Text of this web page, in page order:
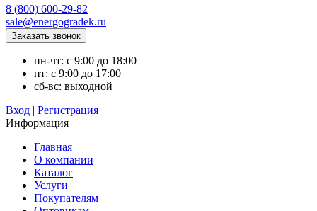
8 (800) 600-29-82
sale@energogradek.ru
пн-чт: с 9:00 до 18:00
пт: с 9:00 до 17:00
сб-вс: выходной
Вход | Регистрация
Информация
Главная
О компании
Каталог
Услуги
Покупателям